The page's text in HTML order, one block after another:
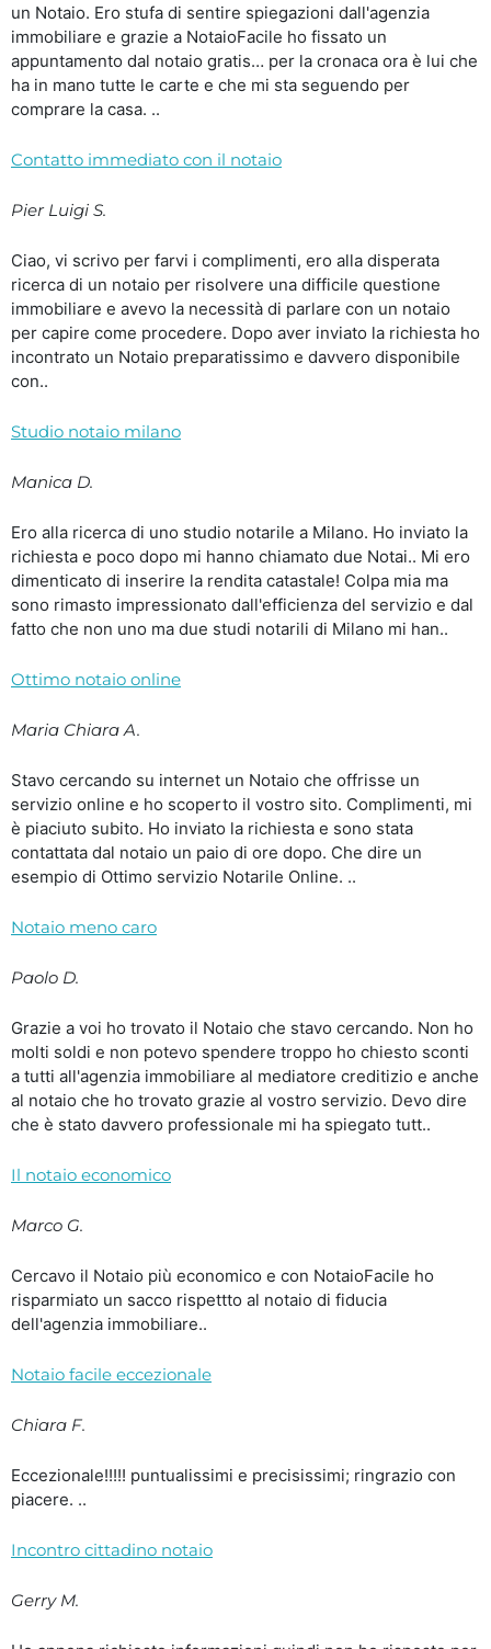
un Notaio. Ero stufa di sentire spiegazioni dall'agenzia
immobiliare e grazie a NotaioFacile ho fissato un
appuntamento dal notaio gratis… per la cronaca ora è lui che
ha in mano tutte le carte e che mi sta seguendo per
comprare la casa. ..
Contatto immediato con il notaio
Pier Luigi S.
Ciao, vi scrivo per farvi i complimenti, ero alla disperata
ricerca di un notaio per risolvere una difficile questione
immobiliare e avevo la necessità di parlare con un notaio
per capire come procedere. Dopo aver inviato la richiesta ho
incontrato un Notaio preparatissimo e davvero disponibile
con..
Studio notaio milano
Manica D.
Ero alla ricerca di uno studio notarile a Milano. Ho inviato la
richiesta e poco dopo mi hanno chiamato due Notai.. Mi ero
dimenticato di inserire la rendita catastale! Colpa mia ma
sono rimasto impressionato dall'efficienza del servizio e dal
fatto che non uno ma due studi notarili di Milano mi han..
Ottimo notaio online
Maria Chiara A.
Stavo cercando su internet un Notaio che offrisse un
servizio online e ho scoperto il vostro sito. Complimenti, mi
è piaciuto subito. Ho inviato la richiesta e sono stata
contattata dal notaio un paio di ore dopo. Che dire un
esempio di Ottimo servizio Notarile Online. ..
Notaio meno caro
Paolo D.
Grazie a voi ho trovato il Notaio che stavo cercando. Non ho
molti soldi e non potevo spendere troppo ho chiesto sconti
a tutti all'agenzia immobiliare al mediatore creditizio e anche
al notaio che ho trovato grazie al vostro servizio. Devo dire
che è stato davvero professionale mi ha spiegato tutt..
Il notaio economico
Marco G.
Cercavo il Notaio più economico e con NotaioFacile ho
risparmiato un sacco rispettto al notaio di fiducia
dell'agenzia immobiliare..
Notaio facile eccezionale
Chiara F.
Eccezionale!!!!! puntualissimi e precisissimi; ringrazio con
piacere. ..
Incontro cittadino notaio
Gerry M.